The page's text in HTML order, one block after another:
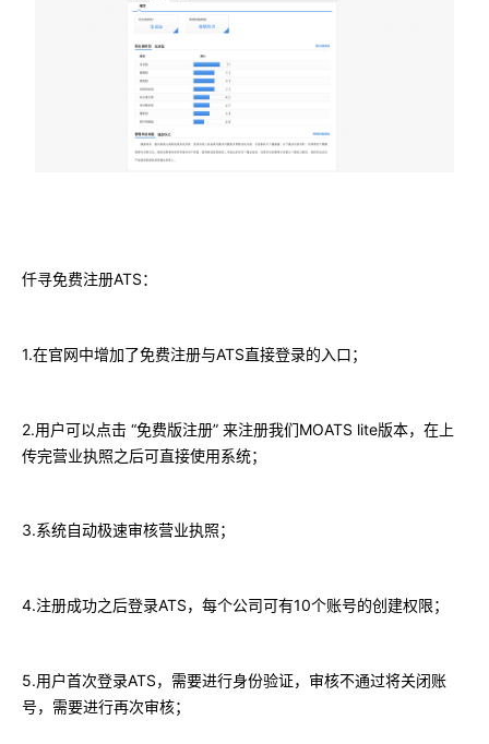
仟寻免费注册ATS：
1.在官网中增加了免费注册与ATS直接登录的入口；
2.用户可以点击 “免费版注册” 来注册我们MOATS lite版本，在上
传完营业执照之后可直接使用系统；
3.系统自动极速审核营业执照；
4.注册成功之后登录ATS，每个公司可有10个账号的创建权限；
5.用户首次登录ATS，需要进行身份验证，审核不通过将关闭账
号，需要进行再次审核；